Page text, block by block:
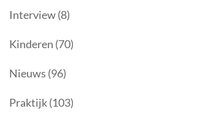
Interview(8)
Kinderen (70)
Nieuws (96)
Praktijk(103)